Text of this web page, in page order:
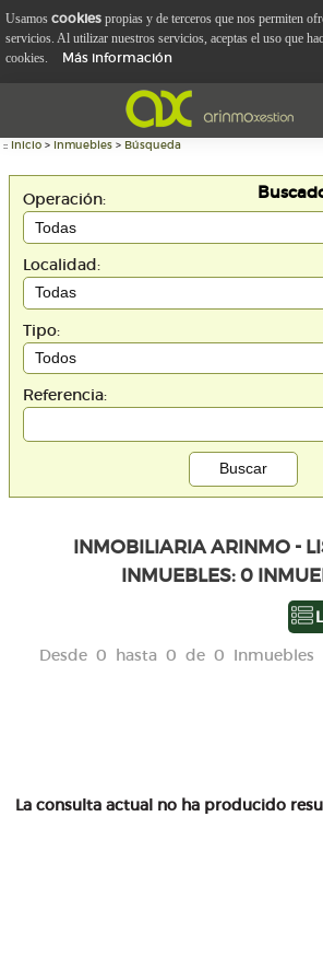
:: Inicio > Inmuebles > Búsqueda
Operación:
Localidad:
Tipo:
Referencia:
INMOBILIARIA ARINMO -
INMUEBLES: 0
Desde 0 hasta 0 de 0 Inmuebles
La consulta actual no ha producido
Usamos cookies propias y de terceros que nos permiten
servicios. Al utilizar nuestros servicios, aceptas el uso que
cookies.
Más información